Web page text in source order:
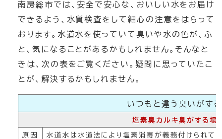
南房総市では、安全で安心な、おいしい水をお届け
できるよう、水質検査をして細心の注意をはらって
おります。水道水を使っていて臭いや水の色が、ふ
と、気になることがあるかもしれません。そんなと
きは、次の表をご覧ください。疑問に思っていたこ
とが、解決するかもしれません。
いつもと違う臭いがす
塩素臭カルキ臭がする場
原因
水道水は水道法により塩素消毒が義務付けられて